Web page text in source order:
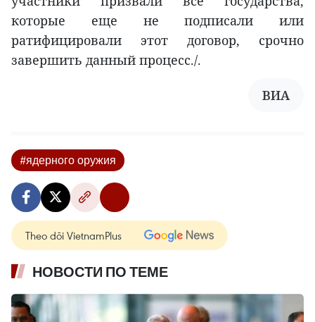
которые еще не подписали или
ратифицировали этот договор, срочно
завершить данный процесс./.
ВИА
#ядерного оружия
Theo dõi VietnamPlus
НОВОСТИ ПО ТЕМЕ